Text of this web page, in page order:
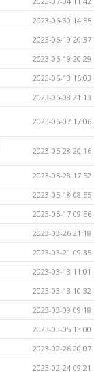
2023-06-30 14:55
2023-06-19 20:37
2023-06-19 20:29
2023-06-13 16:03
2023-06-08 21:13
2023-06-07 17:06
2023-05-28 20:16
2023-05-28 17:52
2023-05-18 08:55
2023-05-17 09:56
2023-03-26 21:18
2023-03-21 09:35
2023-03-13 11:01
2023-03-13 10:32
2023-03-09 09:18
2023-03-05 13:00
2023-02-26 20:07
2023-02-24 09:21